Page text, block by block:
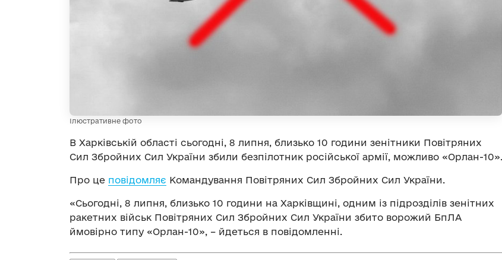
Ілюстративне фото
В Харківській області сьогодні, 8 липня, близько 10 години зенітники Повітряних
Сил Збройних Сил України збили безпілотник російської армії, можливо «Орлан-10».
Про це повідомляє Командування Повітряних Сил Збройних Сил України.
«Сьогодні, 8 липня, близько 10 години на Харківщині, одним із підрозділів зенітних
ракетних військ Повітряних Сил Збройних Сил України збито ворожий БпЛА
ймовірно типу «Орлан-10», – йдеться в повідомленні.